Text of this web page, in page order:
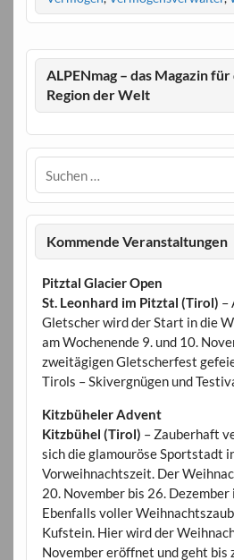
ALPENmag – das Magazin
Region der Welt
Kommende Veranstaltungen
Pitztal Glacier Open
St. Leonhard im Pitztal (Tirol) –
Gletscher wird der Start in die
am Wochenende 9. und 10.
zweitägigen Gletscherfest
Tirols – Skivergnügen und
Kitzbüheler Advent
Kitzbühel (Tirol) – Zauberhaft
sich die glamouröse Sportstadt
Vorweihnachtszeit. Der
20. November bis 26.
Ebenfalls voller
Kufstein. Hier wird der
November eröffnet und geht bis